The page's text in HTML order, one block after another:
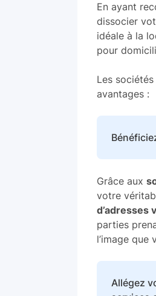
En ayant
dissocier
idéale à la
pour
Les
avantages :
Grâce aux
votre
d’adresses
parties
l’image que
Allégez